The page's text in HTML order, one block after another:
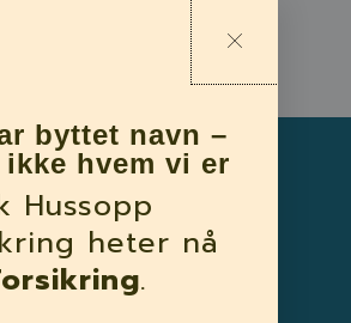
Skadevoldere
Råte
Insekter
Skadedyr
byttet navn –
ikke hvem vi er
Hussopp
heter nå
.